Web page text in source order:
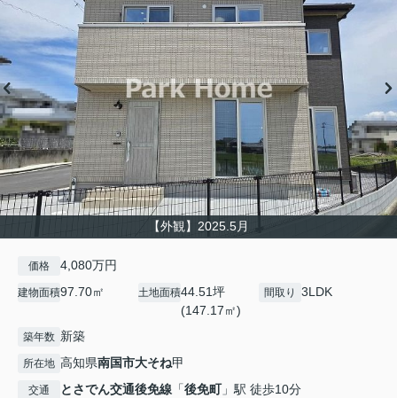
【外観】2025.5月
価格 4,080万円
建物面積97.70㎡ 土地面積44.51坪
(147.17㎡)
間取り 3LDK
築年数 新築
所在地 高知県南国市大そね甲
交通 とさでん交通後免線 「後免町」駅 徒歩10分